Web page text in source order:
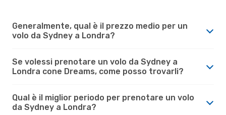
Generalmente, qual è il prezzo medio per un
volo da Sydney a Londra?
Se volessi prenotare un volo da Sydney a
Londra cone Dreams, come posso trovarli?
Qual è il miglior periodo per prenotare un volo
da Sydney a Londra?